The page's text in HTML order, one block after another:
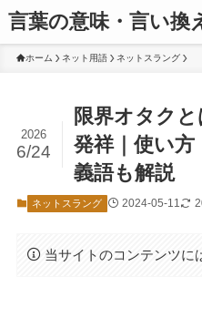
言葉の意味・言い換
ホーム ネット用語 ネットスラング
限界オタクと
発祥｜使い方
義語も解説
2026
6/24
ネットスラング 2024-05-11
当サイトのコンテンツに